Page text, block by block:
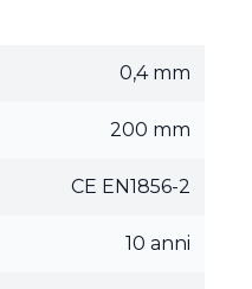
0,4 mm
200 mm
CE EN1856-2
10 anni